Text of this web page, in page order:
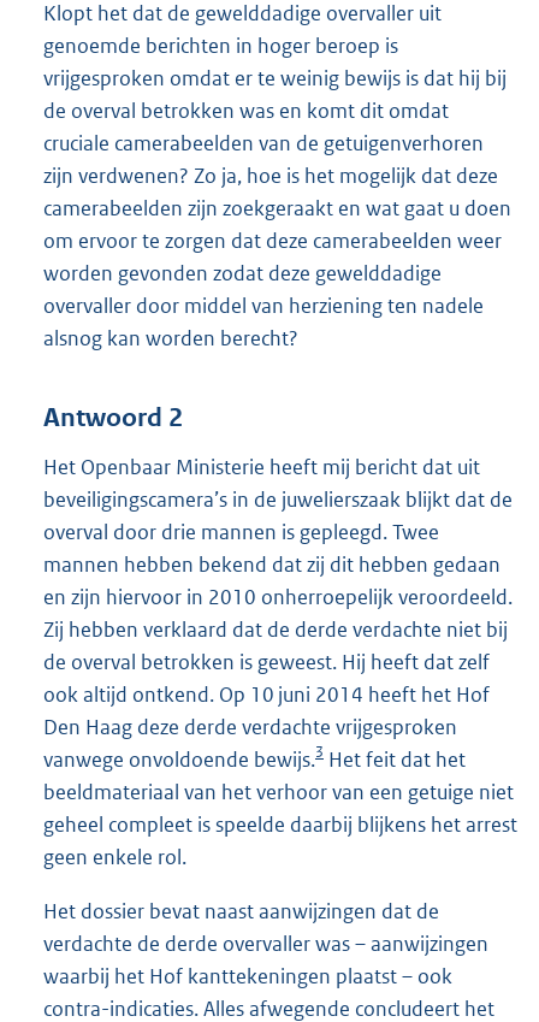
Klopt het dat de gewelddadige overvaller uit
genoemde berichten in hoger beroep is
vrijgesproken omdat er te weinig bewijs is dat hij bij
de overval betrokken was en komt dit omdat
cruciale camerabeelden van de getuigenverhoren
zijn verdwenen? Zo ja, hoe is het mogelijk dat deze
camerabeelden zijn zoekgeraakt en wat gaat u doen
om ervoor te zorgen dat deze camerabeelden weer
worden gevonden zodat deze gewelddadige
overvaller door middel van herziening ten nadele
alsnog kan worden berecht?
Antwoord 2
Het Openbaar Ministerie heeft mij bericht dat uit
beveiligingscamera’s in de juwelierszaak blijkt dat de
overval door drie mannen is gepleegd. Twee
mannen hebben bekend dat zij dit hebben gedaan
en zijn hiervoor in 2010 onherroepelijk veroordeeld.
Zij hebben verklaard dat de derde verdachte niet bij
de overval betrokken is geweest. Hij heeft dat zelf
ook altijd ontkend. Op 10 juni 2014 heeft het Hof
Den Haag deze derde verdachte vrijgesproken
vanwege onvoldoende bewijs.3 Het feit dat het
beeldmateriaal van het verhoor van een getuige niet
geheel compleet is speelde daarbij blijkens het arrest
geen enkele rol.
Het dossier bevat naast aanwijzingen dat de
verdachte de derde overvaller was – aanwijzingen
waarbij het Hof kanttekeningen plaatst – ook
contra-indicaties. Alles afwegende concludeert het